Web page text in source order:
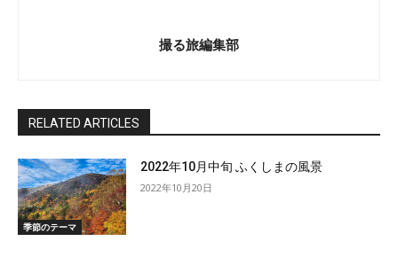
撮る旅編集部
RELATED ARTICLES
季節のテーマ
2022年10月中旬 ふくしまの風景
2022年10月20日